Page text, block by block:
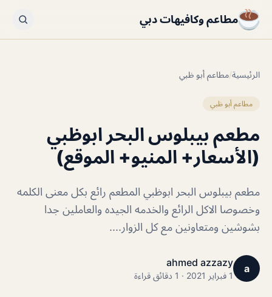
مطاعم وكافيهات دبي
الرئيسية/مطاعم أبو ظبي
مطاعم أبو ظبي
مطعم بيبلوس البحر ابوظبي
(الأسعار+ المنيو+ الموقع)
مطعم بيبلوس البحر ابوظبي المطعم رائع بكل معنى الكلمه
وخصوصا الاكل الرائع والخدمه الجيده والعاملين جدا
بشوشين ومتعاونين مع كل الزوار....
a
ahmed azzazy
1 فبراير 2021 · 1 دقائق قراءة